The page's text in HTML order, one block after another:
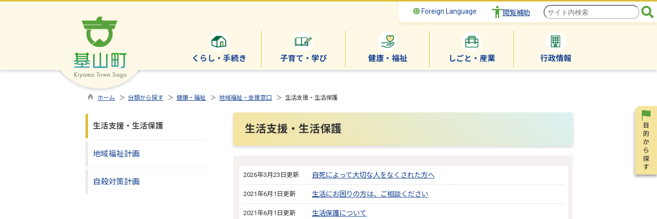
Foreign Language 閲覧補助
くらし・手続き 子育て・学び 健康・福祉 しごと・産業 行政情報
ホーム ＞ 分類から探す ＞ 健康・福祉 ＞ 地域福祉・支援窓口 ＞ 生活支援・生活保護
生活支援・生活保護
2026年3月23日更新 自死によって大切な人をなくされた方へ
2021年6月1日更新 生活にお困りの方は、ご相談ください
2021年6月1日更新 生活保護について
生活支援・生活保護
地域福祉計画
自殺対策計画